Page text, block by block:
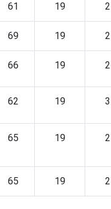
61 19 2
69 19 2
66 19 2
62 19 3
65 19 2
65 19 2